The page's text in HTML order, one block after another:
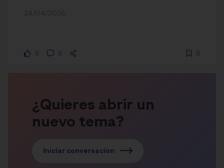
0 0 0
¿Quieres abrir un
nuevo tema?
Iniciar conversación